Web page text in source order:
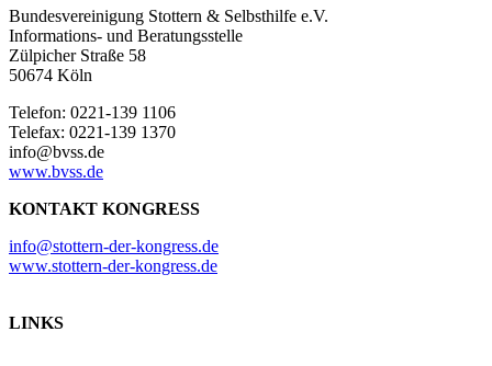
Bundesvereinigung Stottern & Selbsthilfe e.V.
Informations- und Beratungsstelle
Zülpicher Straße 58
50674 Köln
Telefon: 0221-139 1106
Telefax: 0221-139 1370
info@bvss.de
www.bvss.de
KONTAKT KONGRESS
info@stottern-der-kongress.de
www.stottern-der-kongress.de
LINKS